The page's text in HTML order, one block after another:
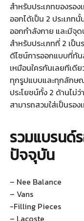
สำหรับประเภทของรอ
ออกได้เป็น 2 ประเภท
ออกกำลังกาย และมีจุด
สำหรับประเภทที่ 2 เป็
ดีไซน์การออกแบบที่ทั
เหมือนใครกันเลยทีเดี
ทุกรูปแบบและทุกลักษ
ประโยชน์ทั้ง 2 ด้านไม่
สามารถสวมใส่เป็นรอ
รวมแบรนด์
ปัจจุบัน
– Nee Balance
– Vans
-Filling Pieces